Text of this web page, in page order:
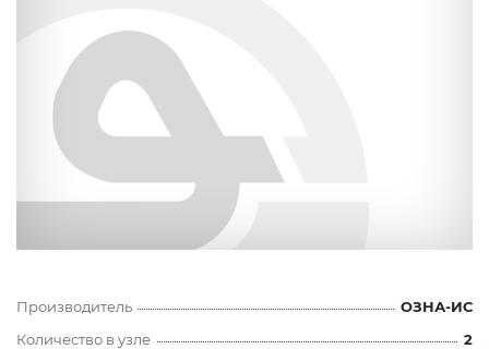
Производитель
ОЗНА-ИС
Количество в узле
2